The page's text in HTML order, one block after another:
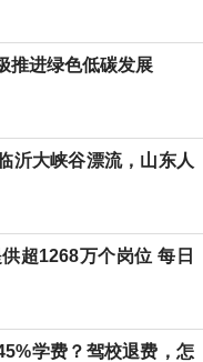
推进绿色低碳发展
沂大峡谷漂流，山东人
超1268万个岗位 每日
学费？驾校退费，怎